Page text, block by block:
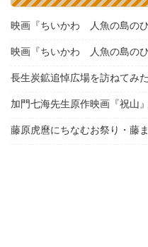
映画『ちいかわ 人魚の島の
映画『ちいかわ 人魚の島の
長生炭鉱追悼広場を訪ねてみた
加門七海先生原作映画『祝山
藤原虎麿にちなむお祭り・藤